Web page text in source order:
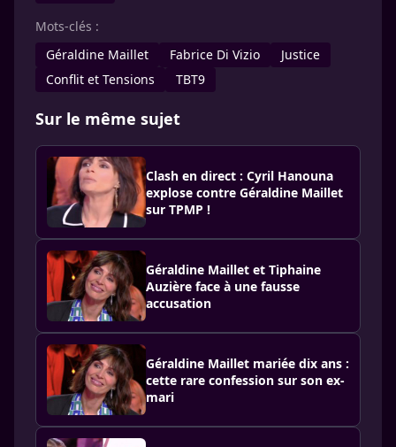
Mots-clés :
Géraldine Maillet
Fabrice Di Vizio
Justice
Conflit et Tensions
TBT9
Sur le même sujet
Clash en direct : Cyril Hanouna
explose contre Géraldine Maillet
sur TPMP !
Géraldine Maillet et Tiphaine
Auzière face à une fausse
accusation
Géraldine Maillet mariée dix ans :
cette rare confession sur son ex-
mari